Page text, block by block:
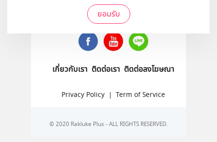
ยอมรับ
ติดตามเราได้ที่
เกี่ยวกับเรา ติดต่อเรา ติดต่อลงโฆษณา
Privacy Policy | Term of Service
© 2020 Rakluke Plus - ALL RIGHTS RESERVED.